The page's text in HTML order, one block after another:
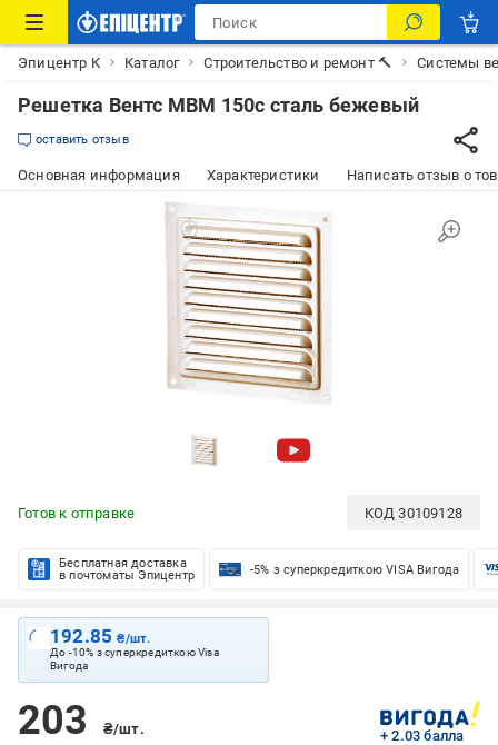
Эпицентр К Каталог Строительство и ремонт 🔨 Системы
Решетка Вентс МВМ 150с сталь бежевый
оставить отзыв
Основная информация Характеристики Написать отзыв о
Готов к отправке КОД30109128
Бесплатная доставка
в почтоматы Эпицентр
-5% з суперкредиткою VISA Вигода
192.85₴/шт.
До -10% з суперкредиткою Visa
Вигода
203 ₴/шт. + 2.03 балла